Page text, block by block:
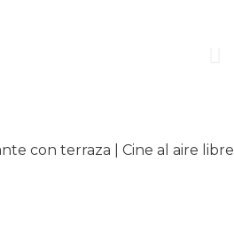
con terraza | Cine al aire libre